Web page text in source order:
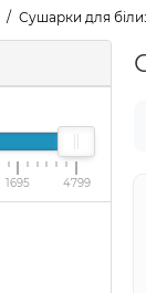
Сушарки для
1695 4799